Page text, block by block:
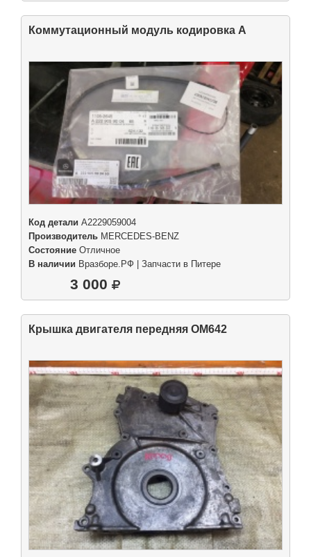
Коммутационный модуль кодировка А
Код детали A2229059004
Производитель MERCEDES-BENZ
Состояние Отличное
В наличии Вразборе.РФ | Запчасти в Питере
3 000
Крышка двигателя передняя OM642